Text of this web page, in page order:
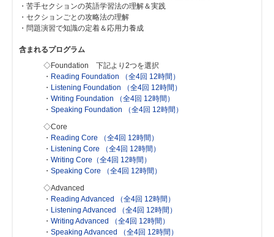
・苦手セクションの英語学習法の理解＆実践
・セクションごとの攻略法の理解
・問題演習で知識の定着＆応用力養成
含まれるプログラム
◇Foundation 下記より2つを選択
・ Reading Foundation （全4回 12時間）
・
Listening Foundation （全4回 12時間）
・ Writing Foundation （全4回 12時間）
・ Speaking Foundation （全4回 12時間）
◇Core
・ Reading Core （全4回 12時間）
・
Listening Core （全4回 12時間）
・ Writing Core（全4回 12時間）
・ Speaking Core （全4回 12時間）
◇Advanced
・ Reading Advanced （全4回 12時間）
・
Listening Advanced （全4回 12時間）
・ Writing Advanced （全4回 12時間）
・ Speaking Advanced （全4回 12時間）